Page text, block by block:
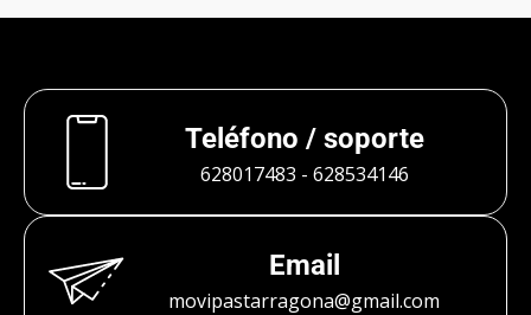
Teléfono / soporte
628017483 - 628534146
Email
movipastarragona@gmail.com